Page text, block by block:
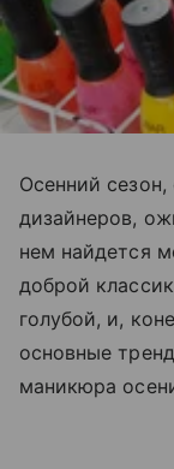
Осенний
дизайнеров,
нем найдется
доброй
голубой, и,
основные
маникюра